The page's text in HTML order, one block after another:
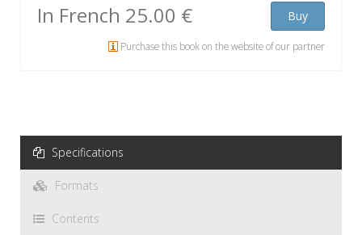
In French 25.00 € Buy
Purchase this book on the website of our partner
Specifications
Formats
Contents